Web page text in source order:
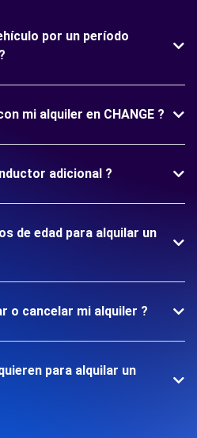
por un período
mi alquiler en CHANGE ?
adicional ?
de edad para alquilar un
o cancelar mi alquiler ?
para alquilar un